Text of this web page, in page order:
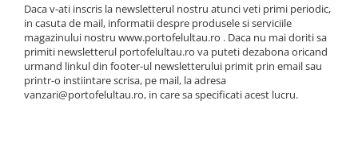
Daca v-ati inscris la newsletterul nostru atunci veti primi periodic,
in casuta de mail, informatii despre produsele si serviciile
magazinului nostru www.portofelultau.ro . Daca nu mai doriti sa
primiti newsletterul portofelultau.ro va puteti dezabona oricand
urmand linkul din footer-ul newsletterului primit prin email sau
printr-o instiintare scrisa, pe mail, la adresa
vanzari@portofelultau.ro, in care sa specificati acest lucru.